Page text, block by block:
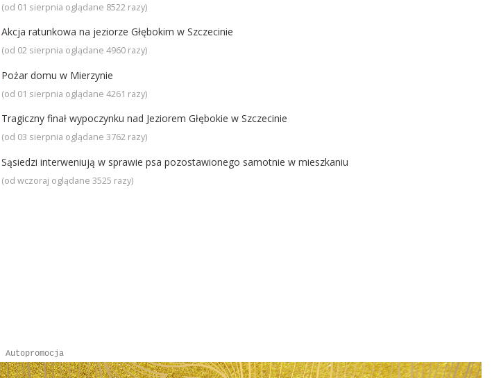
(od 01 sierpnia oglądane 8522 razy)
Akcja ratunkowa na jeziorze Głębokim w Szczecinie
(od 02 sierpnia oglądane 4960 razy)
Pożar domu w Mierzynie
(od 01 sierpnia oglądane 4261 razy)
Tragiczny finał wypoczynku nad Jeziorem Głębokie w Szczecinie
(od 03 sierpnia oglądane 3762 razy)
Sąsiedzi interweniują w sprawie psa pozostawionego samotnie w mieszkaniu
(od wczoraj oglądane 3525 razy)
Autopromocja